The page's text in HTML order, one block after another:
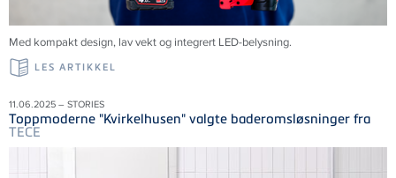
Med kompakt design, lav vekt og integrert LED-belysning.
LES ARTIKKEL
11.06.2025 – STORIES
Toppmoderne "Kvirkelhusen" valgte baderomsløsninger fra
TECE